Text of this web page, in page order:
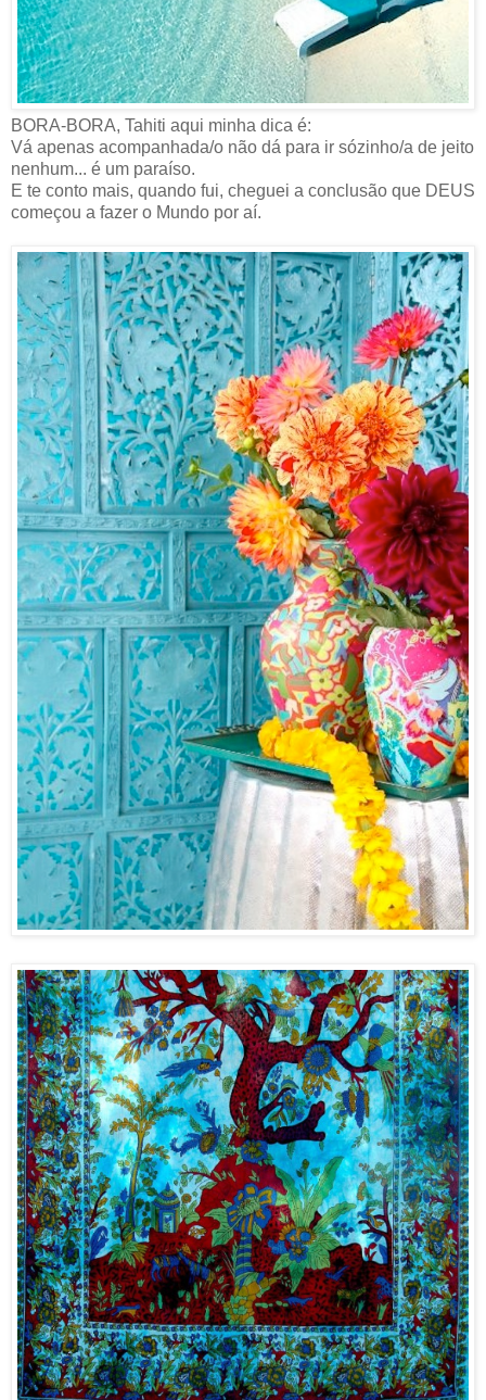
BORA-BORA, Tahiti aqui minha dica é:
Vá apenas acompanhada/o não dá para ir sózinho/a de jeito
nenhum... é um paraíso.
E te conto mais, quando fui, cheguei a conclusão que DEUS
começou a fazer o Mundo por aí.